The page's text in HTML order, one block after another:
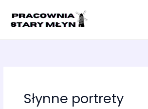
treści
Słynne portrety